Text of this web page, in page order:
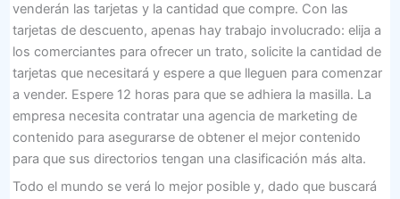
venderán las tarjetas y la cantidad que compre. Con las
tarjetas de descuento, apenas hay trabajo involucrado: elija a
los comerciantes para ofrecer un trato, solicite la cantidad de
tarjetas que necesitará y espere a que lleguen para comenzar
a vender. Espere 12 horas para que se adhiera la masilla. La
empresa necesita contratar una agencia de marketing de
contenido para asegurarse de obtener el mejor contenido
para que sus directorios tengan una clasificación más alta.
Todo el mundo se verá lo mejor posible y, dado que buscará